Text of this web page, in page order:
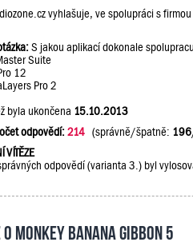
vyhlašuje, ve spolupráci s firmou
S jakou aplikací dokonale
Suite
12
Pro 2
byla ukončena 15.10.2013
odpovědí:214 (správně/špatně: 196
VÍTĚZE
odpovědí (varianta 3.) byl
Monkey Banana Gibbon 5